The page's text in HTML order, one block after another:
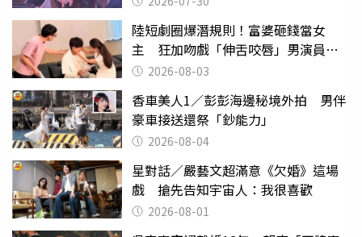
陸短劇圈爆潛規則！富婆砸錢當女
主 狂加吻戲「伸舌咬唇」男演員崩
潰 2026-08-03
香車美人1／彭彭海邊秘境外拍 男伴
豪車接送還祭「鈔能力」
2026-08-04
星對話／嚴藝文超滿意《欠婚》這場
戲 搶先告知宇宙人：我很喜歡
2026-08-01